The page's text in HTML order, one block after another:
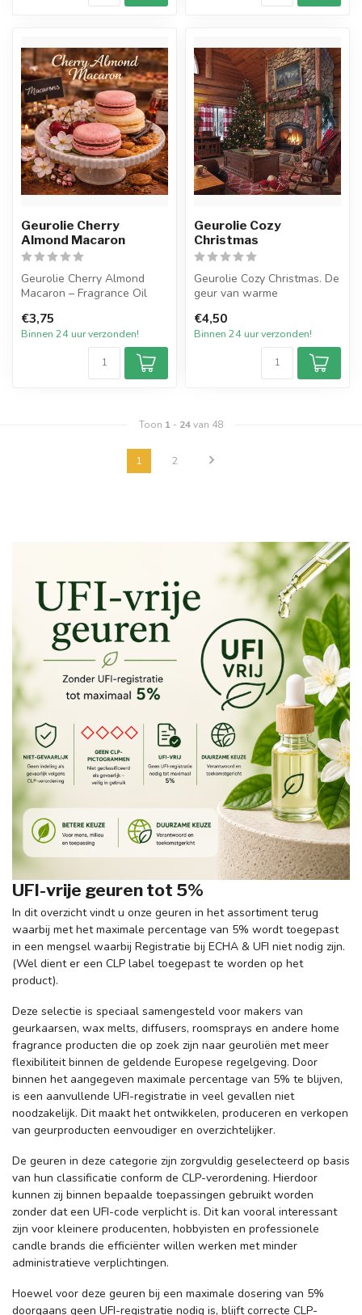
Geurolie Cherry
Almond Macaron
Geurolie Cherry Almond
Macaron – Fragrance Oil
Cherry Almond Macaron is
een w...
€3,75
Binnen 24 uur verzonden!
Geurolie Cozy
Christmas
Geurolie Cozy Christmas. De
geur van warme
van sinaas...
€4,50
Binnen 24 uur verzonden!
Toon 1 - 24van 48
1 2
UFI-vrije geuren tot 5%
In dit overzicht vindt u onze geuren in het assortiment terug
waarbij met het maximale percentage van 5% wordt toegepast
in een mengsel waarbij Registratie bij ECHA & UFI niet nodig zijn.
(Wel dient er een CLP label toegepast te worden op het
product).
Deze selectie is speciaal samengesteld voor makers van
geurkaarsen, wax melts, diffusers, roomsprays en andere home
fragrance producten die op zoek zijn naar geuroliën met meer
flexibiliteit binnen de geldende Europese regelgeving. Door
binnen het aangegeven maximale percentage van 5% te blijven,
is een aanvullende UFI-registratie in veel gevallen niet
noodzakelijk. Dit maakt het ontwikkelen, produceren en verkopen
van geurproducten eenvoudiger en overzichtelijker.
De geuren in deze categorie zijn zorgvuldig geselecteerd op basis
van hun classificatie conform de CLP-verordening. Hierdoor
kunnen zij binnen bepaalde toepassingen gebruikt worden
zonder dat een UFI-code verplicht is. Dit kan vooral interessant
zijn voor kleinere producenten, hobbyisten en professionele
candle brands die efficiënter willen werken met minder
administratieve verplichtingen.
Hoewel voor deze geuren bij een maximale dosering van 5%
doorgaans geen UFI-registratie nodig is, blijft correcte CLP-